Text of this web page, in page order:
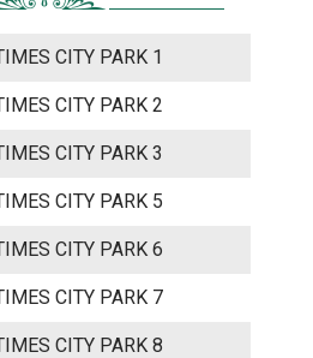
CITY PARK 1
CITY PARK 2
CITY PARK 3
CITY PARK 5
CITY PARK 6
CITY PARK 7
CITY PARK 8